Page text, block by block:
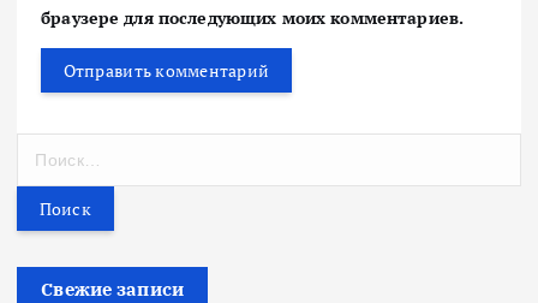
браузере для последующих моих комментариев.
т
Свежие записи